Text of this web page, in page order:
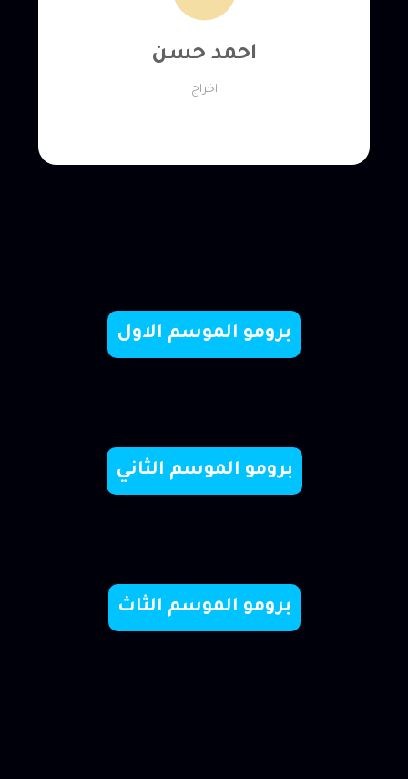
احمد حسن
اخراج
برومو الموسم الاول
برومو الموسم الثاني
برومو الموسم الثاث